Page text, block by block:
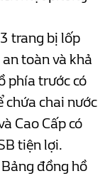
trang bị lốp
toàn và khả
phía trước có
chứa chai nước
Cao Cấp có
tiện lợi.
đồng hồ